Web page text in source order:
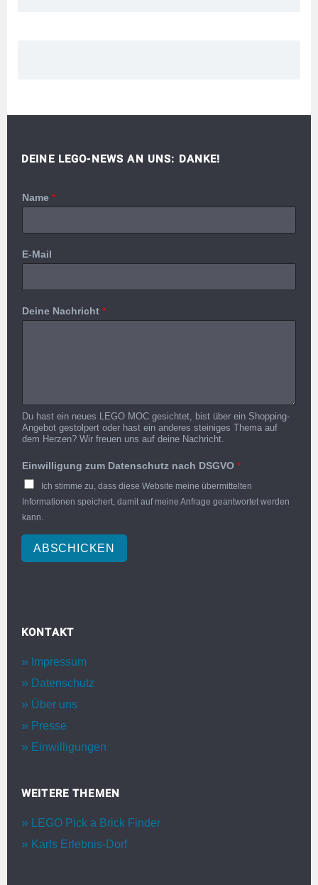
DEINE LEGO-NEWS AN UNS: DANKE!
Name *
E-Mail
Deine Nachricht *
Du hast ein neues LEGO MOC gesichtet, bist über ein Shopping-
Angebot gestolpert oder hast ein anderes steiniges Thema auf
dem Herzen? Wir freuen uns auf deine Nachricht.
Einwilligung zum Datenschutz nach DSGVO *
Ich stimme zu, dass diese Website meine übermittelten
Informationen speichert, damit auf meine Anfrage geantwortet werden
kann.
ABSCHICKEN
KONTAKT
Impressum
Datenschutz
Über uns
Presse
Einwilligungen
WEITERE THEMEN
LEGO Pick a Brick Finder
Karls Erlebnis-Dorf